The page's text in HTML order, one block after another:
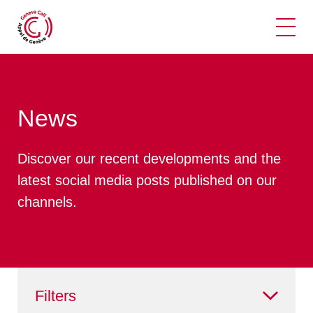
News
Discover our recent developments and the
latest social media posts published on our
channels.
Filters